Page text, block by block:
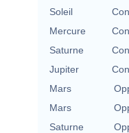
Soleil
Mercure
Saturne
Jupiter
Mars
Mars
Saturne